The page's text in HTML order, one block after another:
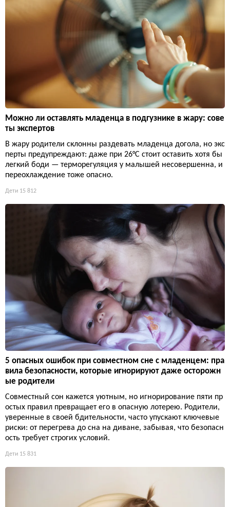
Можно ли оставлять младенца в подгузнике в жару: сове
ты экспертов
В жару родители склонны раздевать младенца догола, но экс
перты предупреждают: даже при 26°C стоит оставить хотя бы
легкий боди — терморегуляция у малышей несовершенна, и
переохлаждение тоже опасно.
Дети 15 812
5 опасных ошибок при совместном сне с младенцем: пра
вила безопасности, которые игнорируют даже осторожн
ые родители
Совместный сон кажется уютным, но игнорирование пяти пр
остых правил превращает его в опасную лотерею. Родители,
уверенные в своей бдительности, часто упускают ключевые
риски: от перегрева до сна на диване, забывая, что безопасн
ость требует строгих условий.
Дети 15 831